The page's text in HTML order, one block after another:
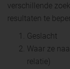
verschillende
resultaten te
Geslacht
Waar ze
relatie)